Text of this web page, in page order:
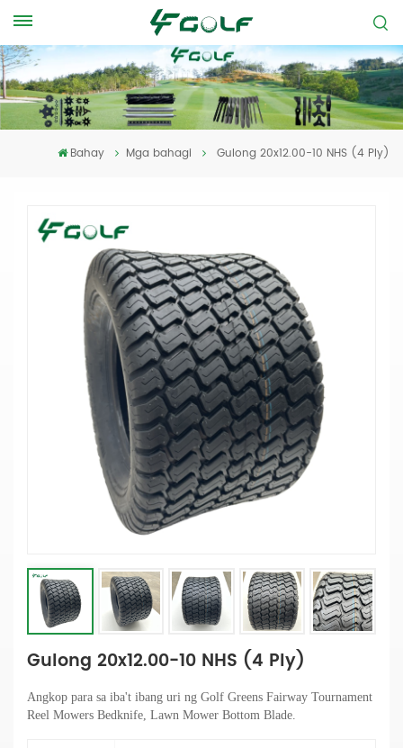
Bahay Mga bahagi Gulong 20x12.00-10 NHS (4 Ply)
Gulong 20x12.00-10 NHS (4 Ply)
Angkop para sa iba't ibang uri ng Golf Greens Fairway Tournament
Reel Mowers Bedknife , Lawn Mower Bottom Blade.